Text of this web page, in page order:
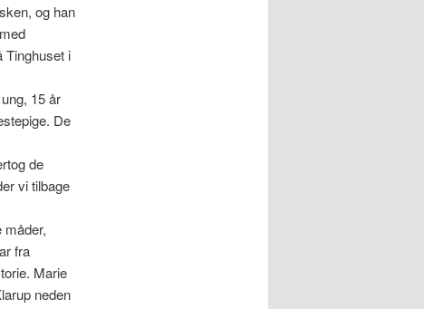
og han
Tinghuset i
15 år
De
de
vi tilbage
fra
Marie
neden